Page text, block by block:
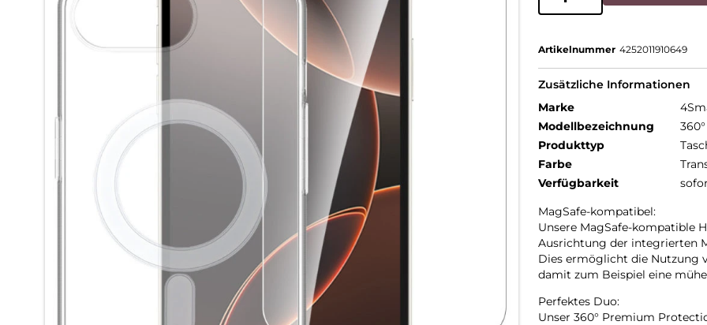
Artikelnummer 4252011910649
Zusätzliche Informationen
Marke
Modellbezeichnung
Produkttyp
Farbe
Verfügbarkeit
MagSafe-kompatibel:
Unsere MagSafe-kompatible
Ausrichtung der integrierten
Dies ermöglicht die Nutzung
damit zum Beispiel eine
Perfektes Duo:
Unser 360° Premium